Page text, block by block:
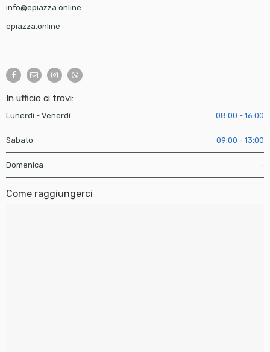
info@epiazza.online
epiazza.online
In ufficio ci trovi:
Lunerdì - Venerdì 08:00 - 16:00
Sabato 09:00 - 13:00
Domenica -
Come raggiungerci